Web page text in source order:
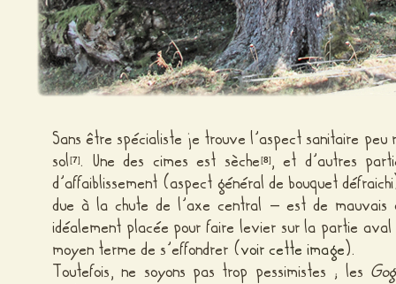
Sans être spécialiste je trouve l’aspect sanitaire
sol[7]. Une des cimes est sèche[8], et d’autres
d’affaiblissement (aspect général de bouquet
due à la chute de l’axe central – est de mauvais
idéalement placée pour faire levier sur la partie
moyen terme de s’effondrer (voir cette image).
Toutefois, ne soyons pas trop pessimistes ; les